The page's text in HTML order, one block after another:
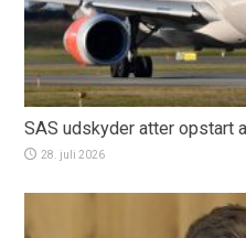
SAS udskyder atter opstart
28. juli 2026